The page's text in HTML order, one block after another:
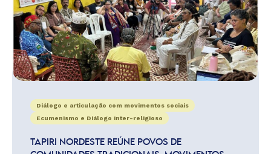
Diálogo e articulação com movimentos sociais
Ecumenismo e Diálogo Inter-religioso
TAPIRI NORDESTE REÚNE POVOS DE